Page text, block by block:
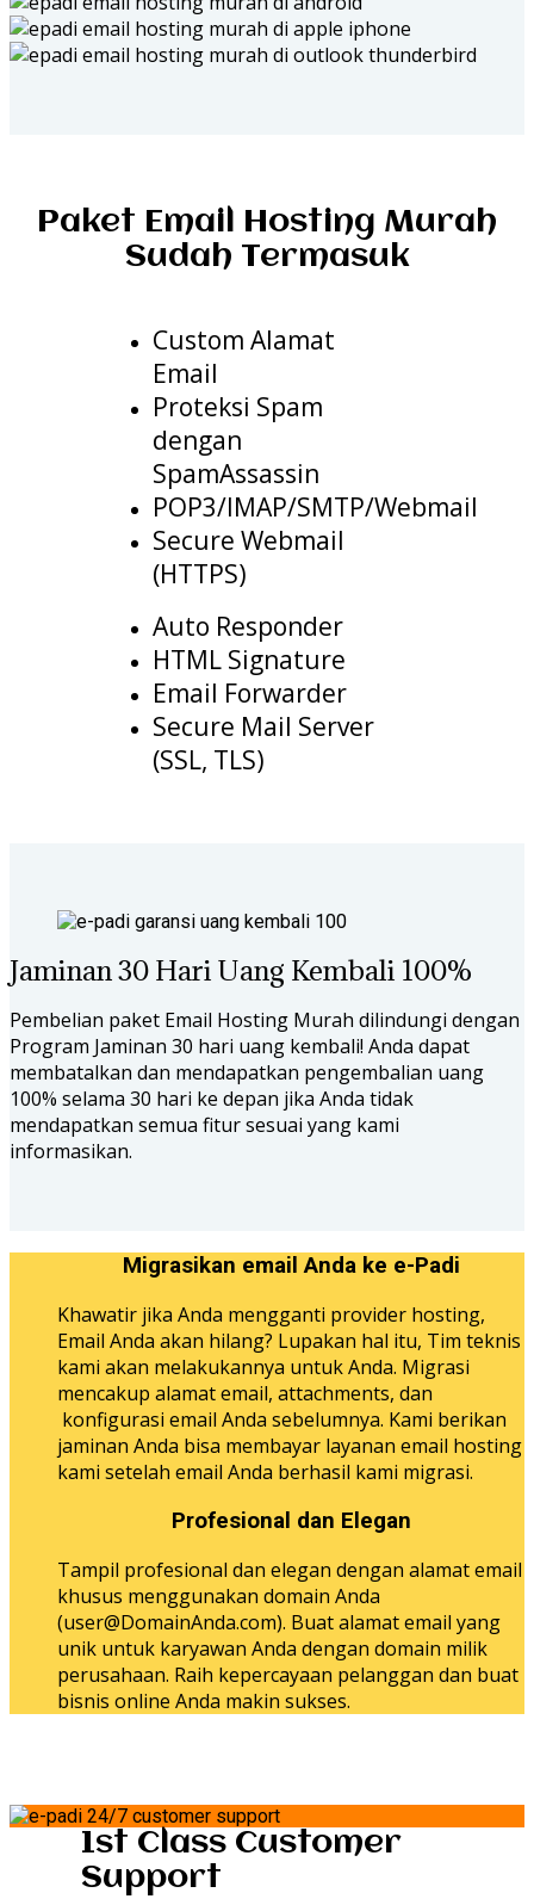
Paket Email Hosting Murah
Sudah Termasuk
Custom Alamat
Email
Proteksi Spam
dengan
SpamAssassin
POP3/IMAP/SMTP/Webmail
Secure Webmail
(HTTPS)
Auto Responder
HTML Signature
Email Forwarder
Secure Mail Server
(SSL, TLS)
Jaminan 30 Hari Uang Kembali 100%
Pembelian paket Email Hosting Murah dilindungi dengan
Program Jaminan 30 hari uang kembali! Anda dapat
membatalkan dan mendapatkan pengembalian uang
100% selama 30 hari ke depan jika Anda tidak
mendapatkan semua fitur sesuai yang kami
informasikan.
Migrasikan email Anda ke e-Padi
Khawatir jika Anda mengganti provider hosting,
Email Anda akan hilang? Lupakan hal itu, Tim teknis
kami akan melakukannya untuk Anda. Migrasi
mencakup alamat email, attachments, dan
konfigurasi email Anda sebelumnya. Kami berikan
jaminan Anda bisa membayar layanan email hosting
kami setelah email Anda berhasil kami migrasi.
Profesional dan Elegan
Tampil profesional dan elegan dengan alamat email
khusus menggunakan domain Anda
(user@DomainAnda.com). Buat alamat email yang
unik untuk karyawan Anda dengan domain milik
perusahaan. Raih kepercayaan pelanggan dan buat
bisnis online Anda makin sukses.
1st Class Customer
Support